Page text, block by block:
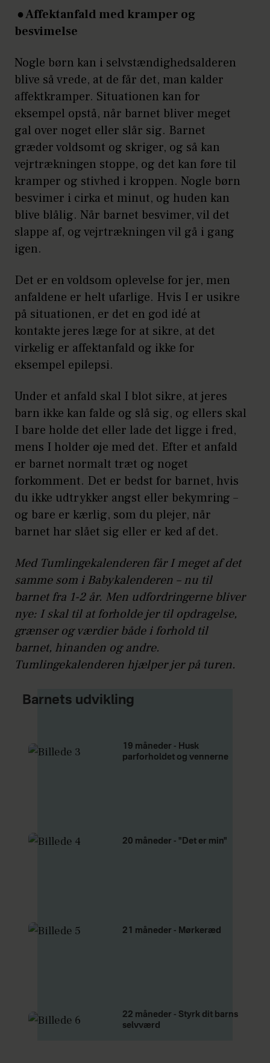
● Affektanfald med kramper og
besvimelse
Nogle børn kan i selvstændighedsalderen
blive så vrede, at de får det, man kalder
affektkramper. Situationen kan for
eksempel opstå, når barnet bliver meget
gal over noget eller slår sig. Barnet
græder voldsomt og skriger, og så kan
vejrtrækningen stoppe, og det kan føre til
kramper og stivhed i kroppen. Nogle børn
besvimer i cirka et minut, og huden kan
blive blålig. Når barnet besvimer, vil det
slappe af, og vejrtrækningen vil gå i gang
igen.
Det er en voldsom oplevelse for jer, men
anfaldene er helt ufarlige. Hvis I er usikre
på situationen, er det en god idé at
kontakte jeres læge for at sikre, at det
virkelig er affektanfald og ikke for
eksempel epilepsi.
Under et anfald skal I blot sikre, at jeres
barn ikke kan falde og slå sig, og ellers skal
I bare holde det eller lade det ligge i fred,
mens I holder øje med det. Efter et anfald
er barnet normalt træt og noget
forkomment. Det er bedst for barnet, hvis
du ikke udtrykker angst eller bekymring –
og bare er kærlig, som du plejer, når
barnet har slået sig eller er ked af det.
Med Tumlingekalenderen får I meget af det
samme som i Babykalenderen – nu til
barnet fra 1-2 år. Men udfordringerne bliver
nye: I skal til at forholde jer til opdragelse,
grænser og værdier både i forhold til
barnet, hinanden og andre.
Tumlingekalenderen hjælper jer på turen.
Barnets udvikling
19 måneder - Husk
parforholdet og vennerne
20 måneder - "Det er min"
21 måneder - Mørkeræd
22 måneder - Styrk dit barns
selvværd